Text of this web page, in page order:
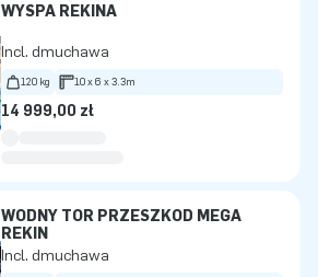
WYSPA REKINA
Incl. dmuchawa
120 kg 10 x 6 x 3.3m
14 999,00 zł
WODNY TOR PRZESZKÓD MEGA
REKIN
Incl. dmuchawa